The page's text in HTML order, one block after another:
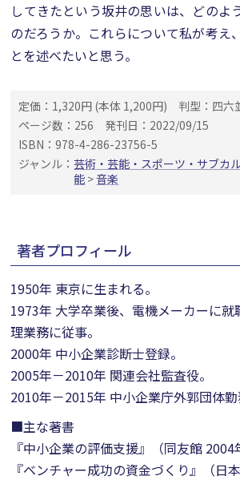
してきたという坂井の思いは、どのよ
のだろうか。これらについて私が考え
とを述べたいと思う。
定価：1,320円 (本体 1,200円)
判型：四六
ページ数：256
発刊日：2022/09/15
ISBN：978-4-286-23756-5
ジャンル：芸術・芸能・スポーツ・サブカ
能 >音楽
著者プロフィール
1950年 東京に生まれる。
1973年 大学卒業後、電機メーカーに就
理業務に従事。
2000年 中小企業診断士登録。
2005年－2010年 関連会社監査役。
2010年－2015年 中小企業庁外郭団体勤
■主な著書
『中小企業の評価支援』（同友館 2004
『ベンチャー成功の資金づくり』（日